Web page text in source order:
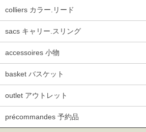
colliers カラー.リード
sacs キャリー.スリング
accessoires 小物
basket バスケット
outlet アウトレット
précommandes 予約品